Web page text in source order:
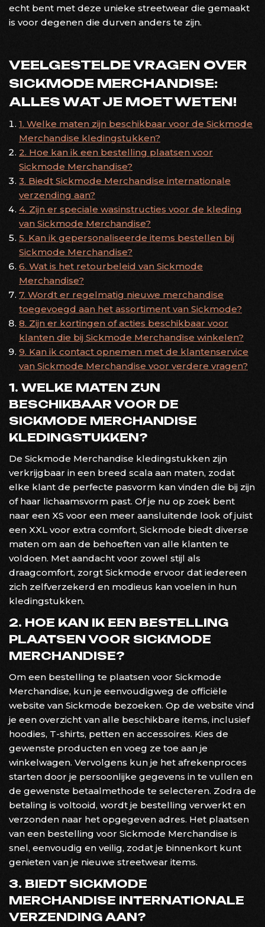
echt bent met deze unieke streetwear die gemaakt
is voor degenen die durven anders te zijn.
VEELGESTELDE VRAGEN OVER
SICKMODE MERCHANDISE:
ALLES WAT JE MOET WETEN!
1. Welke maten zijn beschikbaar voor de Sickmode
Merchandise kledingstukken?
2. Hoe kan ik een bestelling plaatsen voor
Sickmode Merchandise?
3. Biedt Sickmode Merchandise internationale
verzending aan?
4. Zijn er speciale wasinstructies voor de kleding
van Sickmode Merchandise?
5. Kan ik gepersonaliseerde items bestellen bij
Sickmode Merchandise?
6. Wat is het retourbeleid van Sickmode
Merchandise?
7. Wordt er regelmatig nieuwe merchandise
toegevoegd aan het assortiment van Sickmode?
8. Zijn er kortingen of acties beschikbaar voor
klanten die bij Sickmode Merchandise winkelen?
9. Kan ik contact opnemen met de klantenservice
van Sickmode Merchandise voor verdere vragen?
1. WELKE MATEN ZIJN
BESCHIKBAAR VOOR DE
SICKMODE MERCHANDISE
KLEDINGSTUKKEN?
De Sickmode Merchandise kledingstukken zijn
verkrijgbaar in een breed scala aan maten, zodat
elke klant de perfecte pasvorm kan vinden die bij zijn
of haar lichaamsvorm past. Of je nu op zoek bent
naar een XS voor een meer aansluitende look of juist
een XXL voor extra comfort, Sickmode biedt diverse
maten om aan de behoeften van alle klanten te
voldoen. Met aandacht voor zowel stijl als
draagcomfort, zorgt Sickmode ervoor dat iedereen
zich zelfverzekerd en modieus kan voelen in hun
kledingstukken.
2. HOE KAN IK EEN BESTELLING
PLAATSEN VOOR SICKMODE
MERCHANDISE?
Om een bestelling te plaatsen voor Sickmode
Merchandise, kun je eenvoudigweg de officiële
website van Sickmode bezoeken. Op de website vind
je een overzicht van alle beschikbare items, inclusief
hoodies, T-shirts, petten en accessoires. Kies de
gewenste producten en voeg ze toe aan je
winkelwagen. Vervolgens kun je het afrekenproces
starten door je persoonlijke gegevens in te vullen en
de gewenste betaalmethode te selecteren. Zodra de
betaling is voltooid, wordt je bestelling verwerkt en
verzonden naar het opgegeven adres. Het plaatsen
van een bestelling voor Sickmode Merchandise is
snel, eenvoudig en veilig, zodat je binnenkort kunt
genieten van je nieuwe streetwear items.
3. BIEDT SICKMODE
MERCHANDISE INTERNATIONALE
VERZENDING AAN?